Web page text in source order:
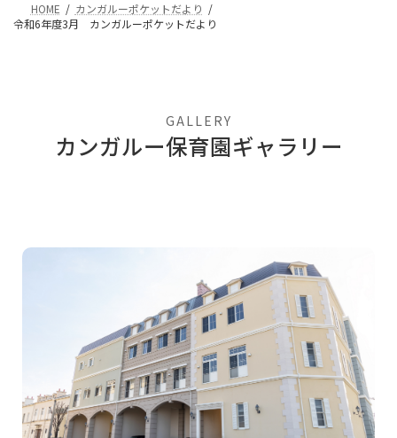
HOME
カンガルーポケットだより
令和6年度3月 カンガルーポケットだより
GALLERY
カンガルー保育園ギャラリー